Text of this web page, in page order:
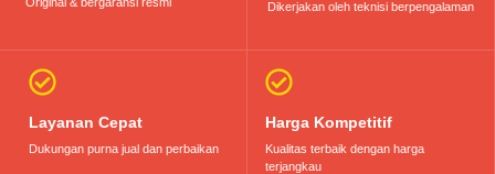
Dikerjakan oleh teknisi berpengalaman
Layanan Cepat
Dukungan purna jual dan perbaikan
Harga Kompetitif
Kualitas terbaik dengan harga
terjangkau